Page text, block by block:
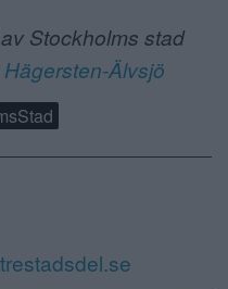
Stockholms stad
Älvsjö